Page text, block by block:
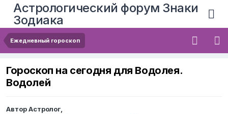
Астрологический форум Знаки
Зодиака
Ежедневный гороскоп
Гороскоп на сегодня для Водолея.
Водолей
Автор Астролог,